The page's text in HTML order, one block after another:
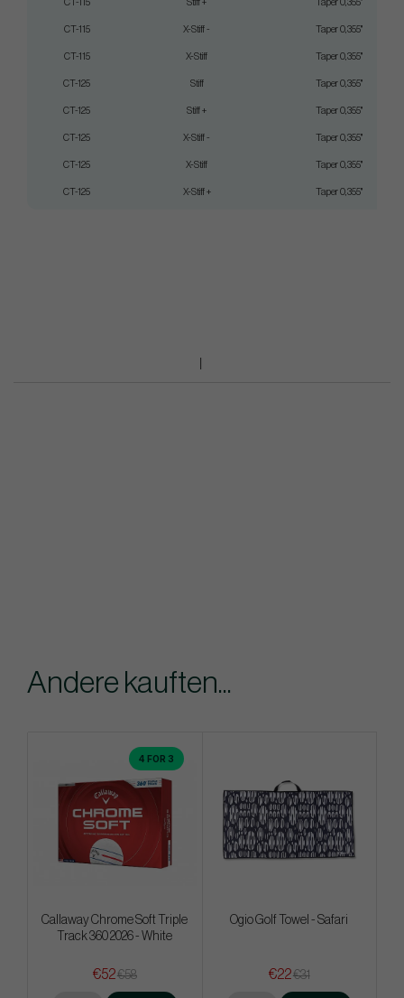
CT-115 Stiff + Taper 0,355"
CT-115 X-Stiff - Taper 0,355"
CT-115 X-Stiff Taper 0,355"
CT-125 Stiff Taper 0,355"
CT-125 Stiff + Taper 0,355"
CT-125 X-Stiff - Taper 0,355"
CT-125 X-Stiff Taper 0,355"
CT-125 X-Stiff + Taper 0,355"
Andere kauften...
4 FOR 3
Callaway Chrome Soft Triple
Track 360 2026 - White
€52€58
Ogio Golf Towel - Safari
€22€31